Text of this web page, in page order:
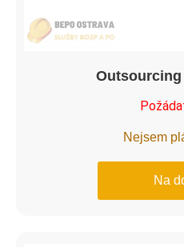
Outsourcing
Nejsem
Na